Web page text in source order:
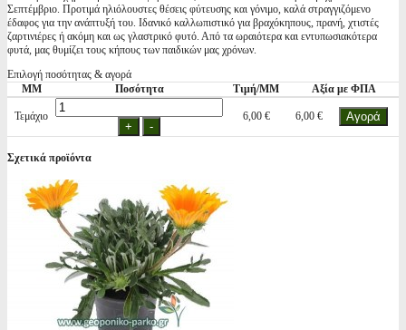
Σεπτέμβριο. Προτιμά ηλιόλουστες θέσεις φύτευσης και γόνιμο, καλά στραγγιζόμενο
έδαφος για την ανάπτυξή του. Ιδανικό καλλωπιστικό για βραχόκηπους, πρανή, χτιστές
ζαρτινιέρες ή ακόμη και ως γλαστρικό φυτό. Από τα ωραιότερα και εντυπωσιακότερα
φυτά, μας θυμίζει τους κήπους των παιδικών μας χρόνων.
Επιλογή ποσότητας & αγορά
ΜΜ
Ποσότητα Τιμή/ΜΜ Αξία με ΦΠΑ
Τεμάχιο 6,00 € 6,00 €
Σχετικά προϊόντα